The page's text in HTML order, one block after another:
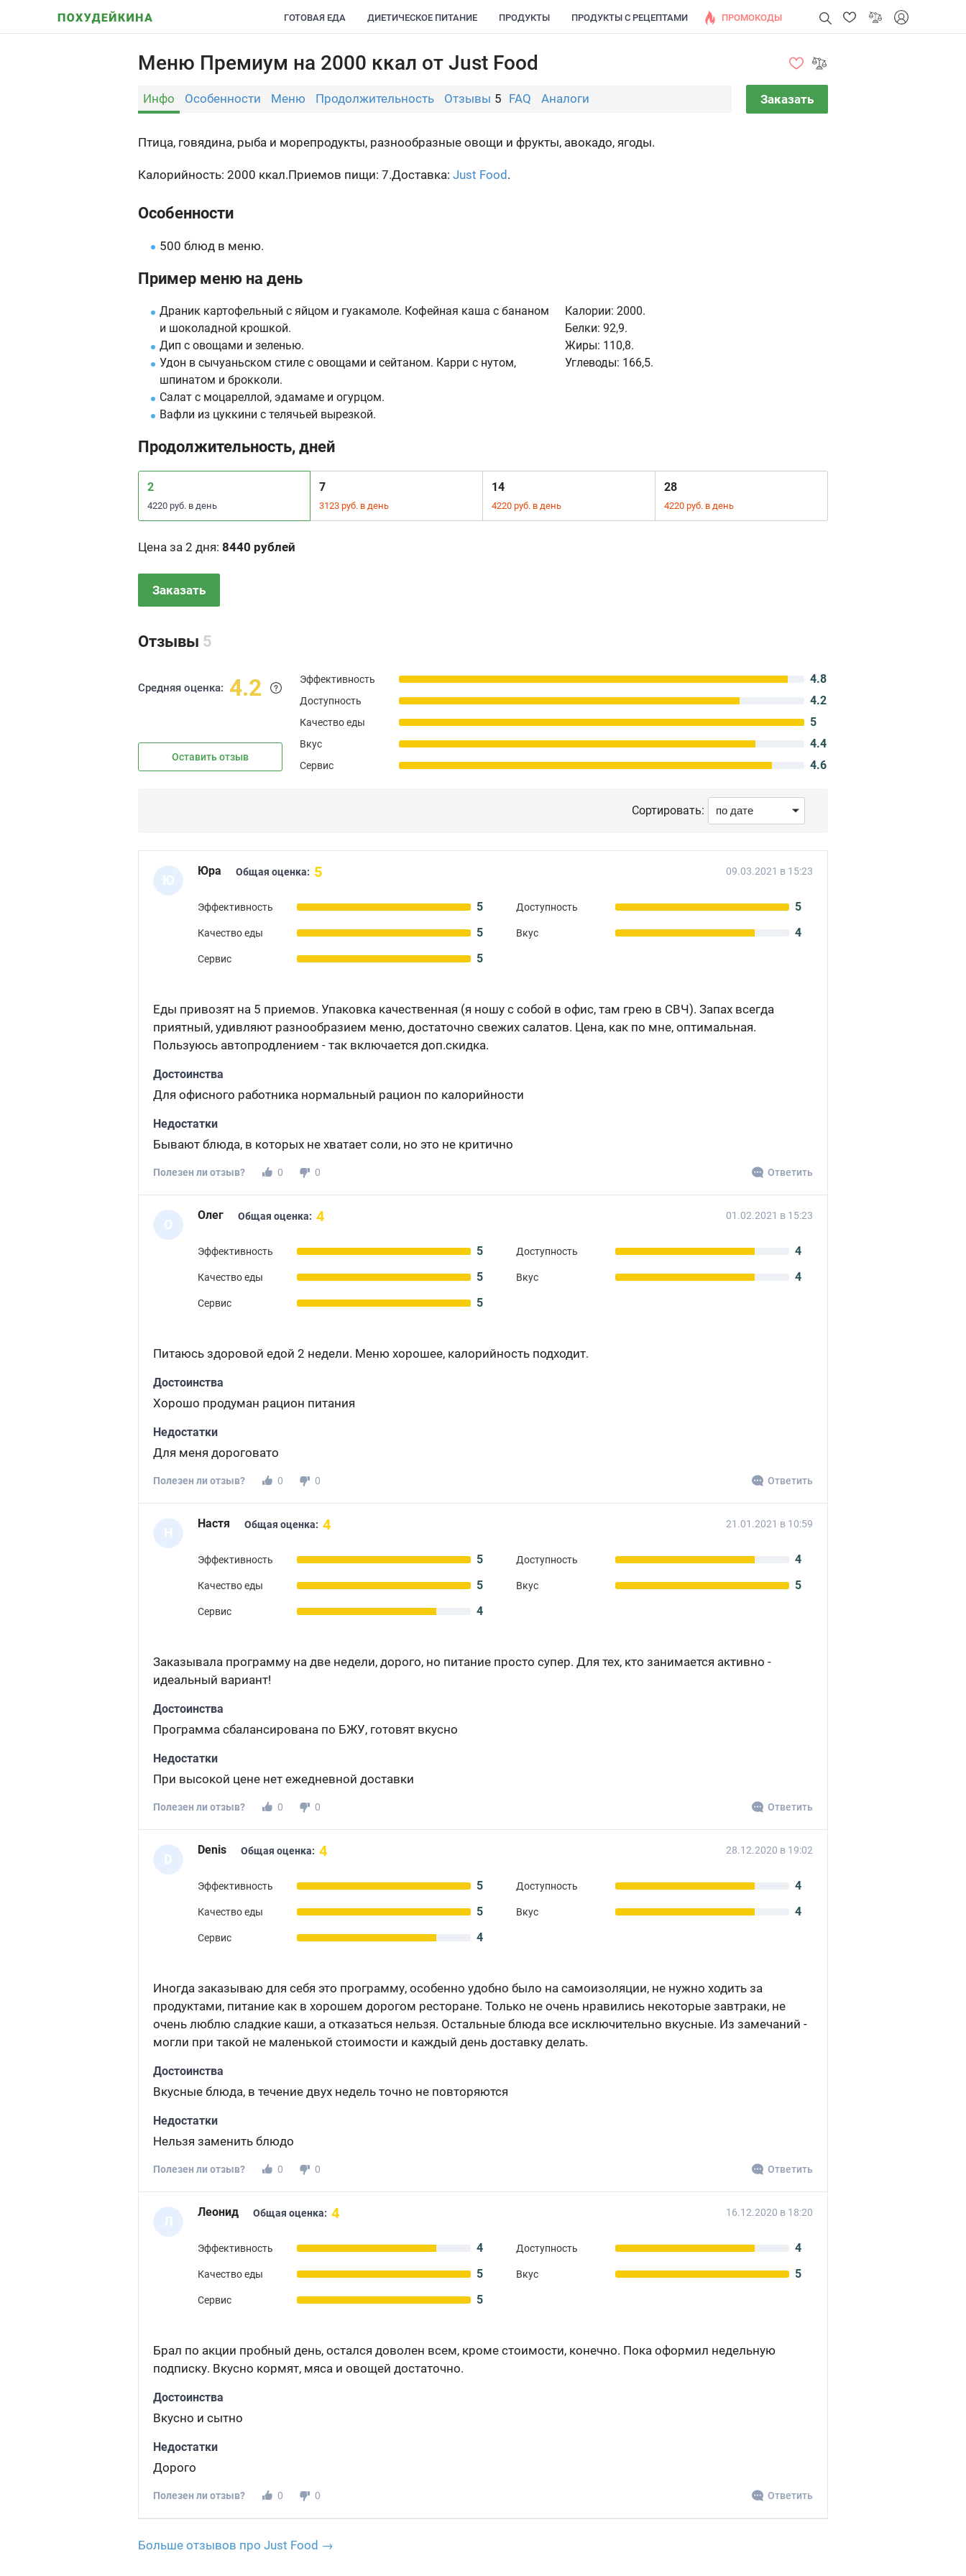
ГОТОВАЯ ЕДА ДИЕТИЧЕСКОЕ ПИТАНИЕ ПРОДУКТЫ ПРОДУКТЫ С РЕЦЕПТАМИ ПРОМОКОДЫ
Меню Премиум на 2000 ккал от Just Food
Инфо Особенности Меню Продолжительность Отзывы 5 FAQ Аналоги Заказать
Птица, говядина, рыба и морепродукты, разнообразные овощи и фрукты, авокадо, ягоды.
Калорийность: 2000 ккал.Приемов пищи: 7.Доставка: Just Food .
Особенности
500 блюд в меню.
Пример меню на день
Драник картофельный с яйцом и гуакамоле. Кофейная каша с бананом
и шоколадной крошкой.
Дип с овощами и зеленью.
Удон в сычуаньском стиле с овощами и сейтаном. Карри с нутом,
шпинатом и брокколи.
Салат с моцареллой, эдамаме и огурцом.
Вафли из цуккини с телячьей вырезкой.
Калории: 2000.
Белки: 92,9.
Жиры: 110,8.
Углеводы: 166,5.
Продолжительность, дней
2
4220 руб. в день
7
3123 руб. в день
14
4220 руб. в день
28
4220 руб. в день
Цена за 2 дня: 8440 рублей
Заказать
Отзывы 5
Средняя оценка: 4.2
Оставить отзыв
Эффективность 4.8
Доступность 4.2
Качество еды 5
Вкус 4.4
Сервис 4.6
Сортировать:
Ю
Юра Общая оценка: 5 09.03.2021 в 15:23
Эффективность 5 Доступность 5
Качество еды 5 Вкус 4
Сервис 5
Еды привозят на 5 приемов. Упаковка качественная (я ношу с собой в офис, там грею в СВЧ). Запах всегда
приятный, удивляют разнообразием меню, достаточно свежих салатов. Цена, как по мне, оптимальная.
Пользуюсь автопродлением - так включается доп.скидка.
Достоинства
Для офисного работника нормальный рацион по калорийности
Недостатки
Бывают блюда, в которых не хватает соли, но это не критично
Полезен ли отзыв? 0 0 Ответить
О
Олег Общая оценка: 4 01.02.2021 в 15:23
Эффективность 5 Доступность 4
Качество еды 5 Вкус 4
Сервис 5
Питаюсь здоровой едой 2 недели. Меню хорошее, калорийность подходит.
Достоинства
Хорошо продуман рацион питания
Недостатки
Для меня дороговато
Полезен ли отзыв? 0 0 Ответить
Н
Настя Общая оценка: 4 21.01.2021 в 10:59
Эффективность 5 Доступность 4
Качество еды 5 Вкус 5
Сервис 4
Заказывала программу на две недели, дорого, но питание просто супер. Для тех, кто занимается активно -
идеальный вариант!
Достоинства
Программа сбалансирована по БЖУ, готовят вкусно
Недостатки
При высокой цене нет ежедневной доставки
Полезен ли отзыв? 0 0 Ответить
D
Denis Общая оценка: 4 28.12.2020 в 19:02
Эффективность 5 Доступность 4
Качество еды 5 Вкус 4
Сервис 4
Иногда заказываю для себя это программу, особенно удобно было на самоизоляции, не нужно ходить за
продуктами, питание как в хорошем дорогом ресторане. Только не очень нравились некоторые завтраки, не
очень люблю сладкие каши, а отказаться нельзя. Остальные блюда все исключительно вкусные. Из замечаний -
могли при такой не маленькой стоимости и каждый день доставку делать.
Достоинства
Вкусные блюда, в течение двух недель точно не повторяются
Недостатки
Нельзя заменить блюдо
Полезен ли отзыв? 0 0 Ответить
Л
Леонид Общая оценка: 4 16.12.2020 в 18:20
Эффективность 4 Доступность 4
Качество еды 5 Вкус 5
Сервис 5
Брал по акции пробный день, остался доволен всем, кроме стоимости, конечно. Пока оформил недельную
подписку. Вкусно кормят, мяса и овощей достаточно.
Достоинства
Вкусно и сытно
Недостатки
Дорого
Полезен ли отзыв? 0 0 Ответить
Больше отзывов про Just Food →